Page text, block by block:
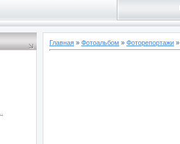
Главная » Фотоальбом » Фоторепортажи »